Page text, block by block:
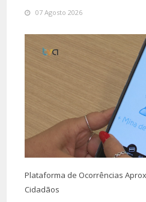
07 Agosto 2026
Plataforma de Ocorrências
Cidadãos